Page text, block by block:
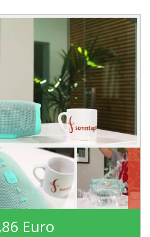
Euro